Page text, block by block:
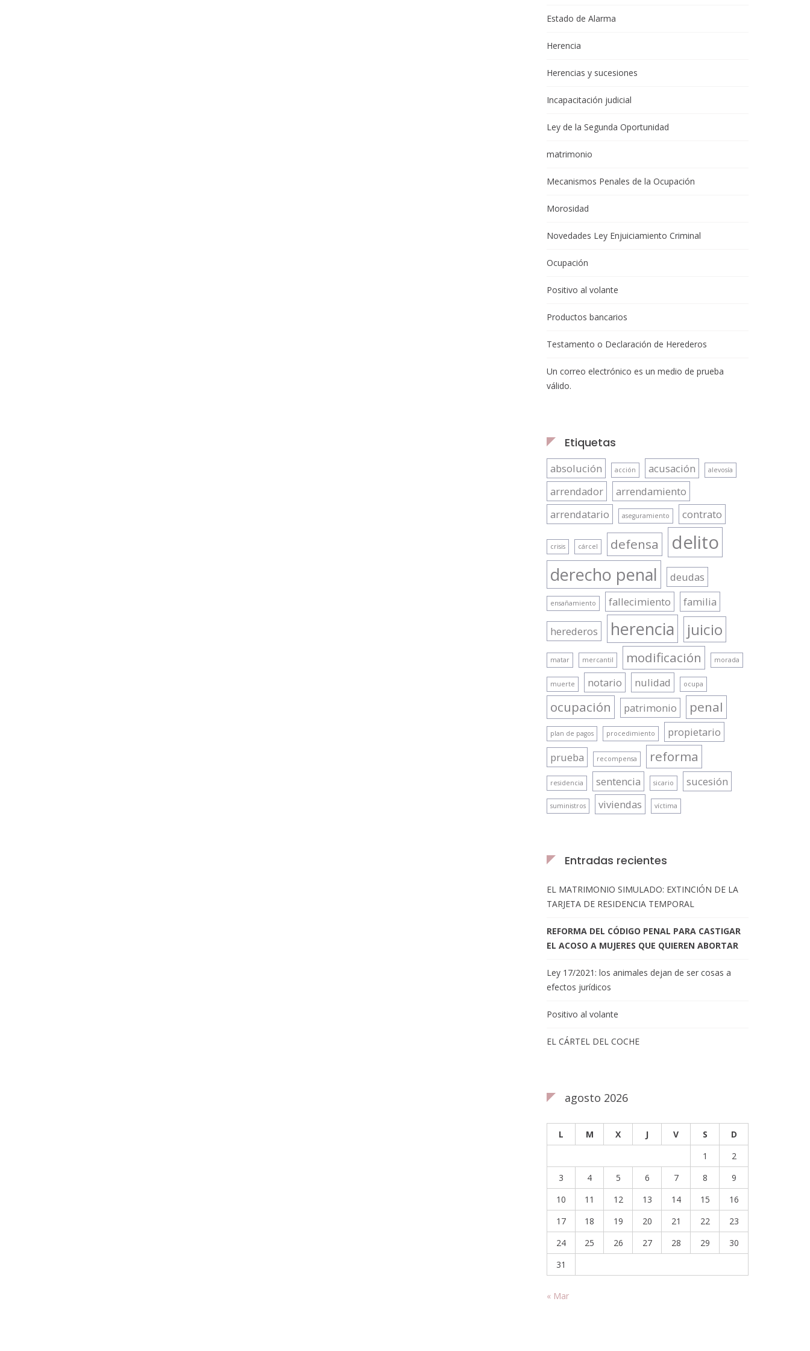
Estado de Alarma
Herencia
Herencias y sucesiones
Incapacitación judicial
Ley de la Segunda Oportunidad
matrimonio
Mecanismos Penales de la Ocupación
Morosidad
Novedades Ley Enjuiciamiento Criminal
Ocupación
Positivo al volante
Productos bancarios
Testamento o Declaración de Herederos
Un correo electrónico es un medio de prueba
válido.
Etiquetas
absolución acción acusación alevosía
arrendador
arrendamiento
arrendatario
aseguramiento contrato
crisis cárcel defensa delito
derecho penal deudas
ensañamiento fallecimiento familia
herederos herencia juicio
matar mercantil modificación morada
muerte notario nulidad ocupa
ocupación patrimonio penal
plan de pagos procedimiento
propietario
prueba
recompensa reforma
residencia sentencia sicario sucesión
suministros viviendas víctima
Entradas recientes
EL MATRIMONIO SIMULADO: EXTINCIÓN DE LA
TARJETA DE RESIDENCIA TEMPORAL
REFORMA DEL CÓDIGO PENAL PARA CASTIGAR
EL ACOSO A MUJERES QUE QUIEREN ABORTAR
Ley 17/2021: los animales dejan de ser cosas a
efectos jurídicos
Positivo al volante
EL CÁRTEL DEL COCHE
agosto 2026
L M X J V S
D
1
2
3
4 5 6 7 8
9
10
11 12 13 14 15
16
17
18 19 20 21 22
23
24
25 26 27 28 29
30
31
« Mar